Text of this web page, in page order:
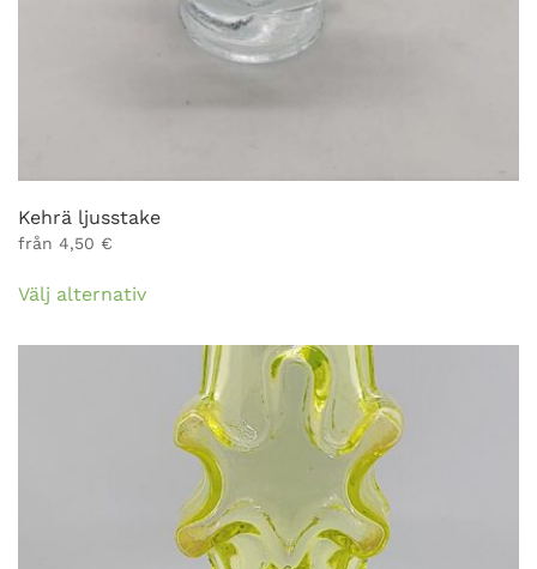
Kehrä ljusstake
från 4,50 €
Välj alternativhär
varianter.
alternativen
kan
väljas